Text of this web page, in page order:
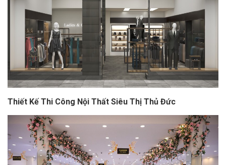
Thiết Kế Thi Công Nội Thất Siêu Thị Thủ Đức